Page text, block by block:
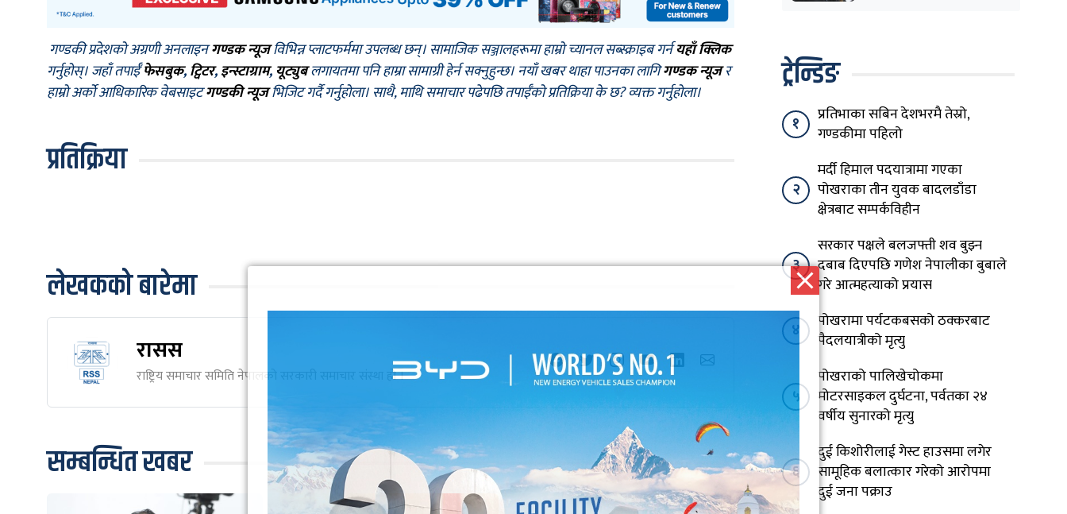
गण्डकी प्रदेशको अग्रणी अनलाइनगण्डक न्यूजविभिन्न प्लाटफर्ममा उपलब्ध छन्। सामाजिक सञ्जालहरूमा हाम्रो च्यानल सब्स्क्राइब गर्नयहाँ क्लिक
गर्नुहोस्। जहाँ तपाईँफेसबुक,ट्विटर,इन्स्टाग्राम, यूट्युबलगायतमा पनि हाम्रा सामाग्री हेर्न सक्नुहुन्छ। नयाँ खबर थाहा पाउनका लागिगण्डक न्यूजर
हाम्रो अर्को आधिकारिक वेबसाइटगण्डकी न्यूजभिजिट गर्दै गर्नुहोला। साथै, माथि समाचार पढेपछि तपाईँको प्रतिक्रिया के छ? व्यक्त गर्नुहोला।
प्रतिक्रिया
लेखकको बारेमा
रासस
राष्ट्रिय समाचार समिति नेपालकाे सरकारी समाचार संस्था हाे ।
सम्बन्धित खबर
ट्रेन्डिङ
१
प्रतिभाका सबिन देशभरमै तेस्रो,
गण्डकीमा पहिलो
२
मर्दी हिमाल पदयात्रामा गएका
पोखराका तीन युवक बादलडाँडा
क्षेत्रबाट सम्पर्कविहीन
३
सरकार पक्षले बलजफ्ती शव बुझ्न
दबाब दिएपछि गणेश नेपालीका बुबाले
गरे आत्महत्याको प्रयास
४
पोखरामा पर्यटकबसको ठक्करबाट
पैदलयात्रीको मृत्यु
५
पोखराको पालिखेचोकमा
मोटरसाइकल दुर्घटना, पर्वतका २४
वर्षीय सुनारको मृत्यु
६
दुई किशोरीलाई गेस्ट हाउसमा लगेर
सामूहिक बलात्कार गरेको आरोपमा
दुई जना पक्राउ